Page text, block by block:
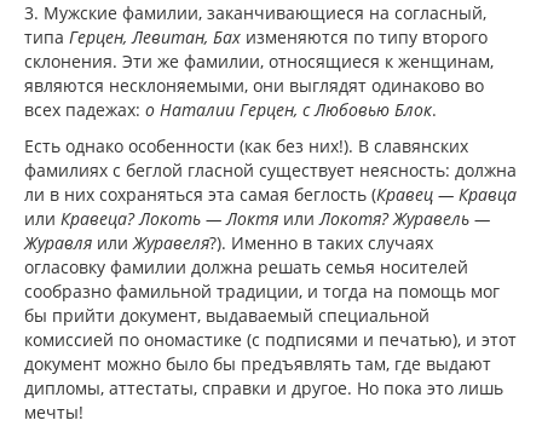
3. Мужские фамилии, заканчивающиеся на согласный,
типа Герцен, Левитан, Бах изменяются по типу второго
склонения. Эти же фамилии, относящиеся к женщинам,
являются несклоняемыми, они выглядят одинаково во
всех падежах: о Наталии Герцен, с Любовью Блок.
Есть однако особенности (как без них!). В славянских
фамилиях с беглой гласной существует неясность: должна
ли в них сохраняться эта самая беглость (Кравец — Кравца
или Кравеца? Локоть — Локтя или Локотя? Журавель —
Журавля или Журавеля?). Именно в таких случаях
огласовку фамилии должна решать семья носителей
сообразно фамильной традиции, и тогда на помощь мог
бы прийти документ, выдаваемый специальной
комиссией по ономастике (с подписями и печатью), и этот
документ можно было бы предъявлять там, где выдают
дипломы, аттестаты, справки и другое. Но пока это лишь
мечты!